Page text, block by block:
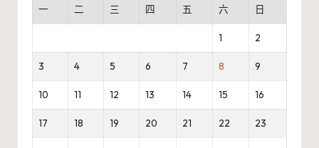
一 二 三 四 五 六 日
1 2
3 4 5 6 7 8 9
10 11 12 13 14 15 16
17 18 19 20 21 22 23